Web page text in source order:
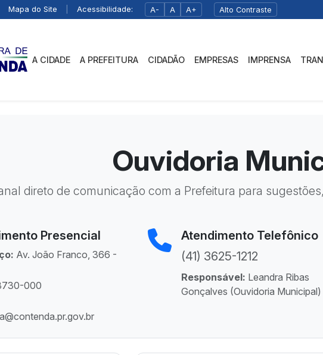
Mapa do Site Acessibilidade: A- A A+ Alto Contraste
A CIDADE A PREFEITURA CIDADÃO EMPRESAS IMPRENSA
Ouvidoria
direto de comunicação com a Prefeitura para
Presencial
Av. João Franco, 366 -
000
Atendimento Telefônico
(41) 3625-1212
Responsável: Leandra Ribas
Gonçalves (Ouvidoria Municipal)